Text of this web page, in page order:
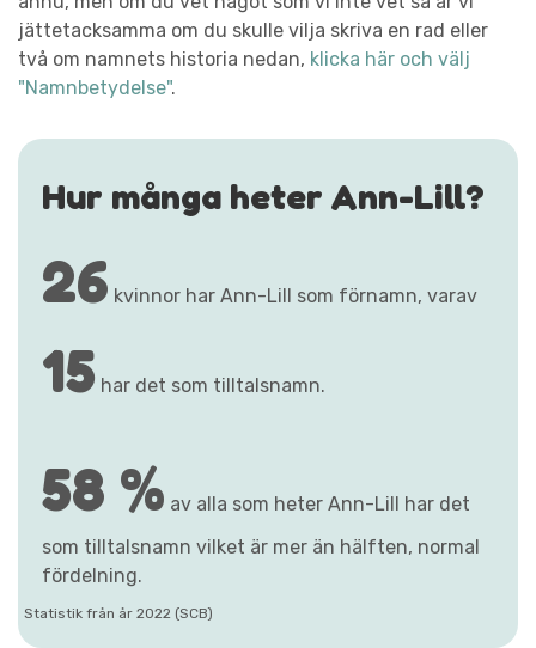
jättetacksamma om du skulle vilja skriva en rad eller
två om namnets historia nedan, klicka här och välj
"Namnbetydelse".
Hur många heter Ann-Lill?
26 kvinnor har Ann-Lill som förnamn, varav
15 har det som tilltalsnamn.
58 % av alla som heter Ann-Lill har det
som tilltalsnamn vilket är mer än hälften, normal
fördelning.
Statistik från år 2022 (SCB)